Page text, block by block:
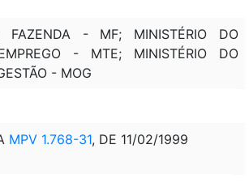
FAZENDA - MF; MINISTÉRIO DO
- MTE; MINISTÉRIO DO
- MOG
MPV 1.768-31, DE 11/02/1999